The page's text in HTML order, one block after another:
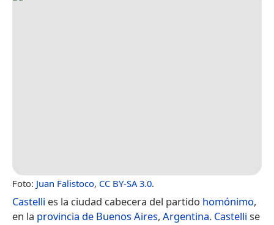
Foto: Juan Falistoco, CC BY-SA 3.0.
Castelli es la ciudad cabecera del partido homónimo,
en la provincia de Buenos Aires, Argentina. Castelli se